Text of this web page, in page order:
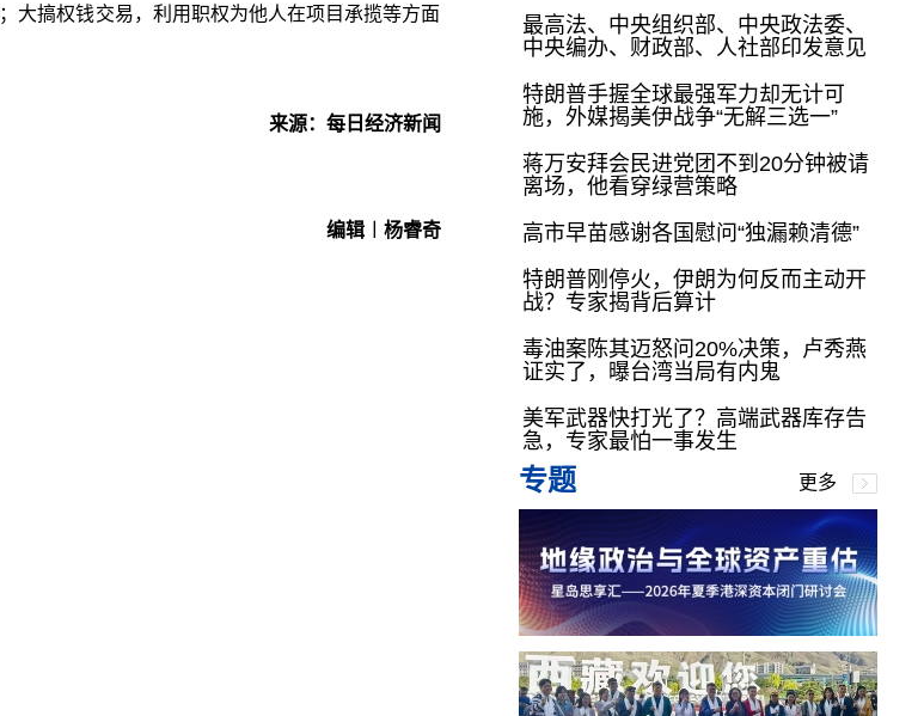
大搞权钱交易，利用职权为他人在项目承揽等方面
来源：每日经济新闻
编辑︱杨睿奇
最高法、中央组织部、中央政法委、
中央编办、财政部、人社部印发意见
特朗普手握全球最强军力却无计可
施，外媒揭美伊战争“无解三选一”
蒋万安拜会民进党团不到20分钟被请
离场，他看穿绿营策略
高市早苗感谢各国慰问“独漏赖清德”
特朗普刚停火，伊朗为何反而主动开
战？专家揭背后算计
毒油案陈其迈怒问20%决策，卢秀燕
证实了，曝台湾当局有内鬼
美军武器快打光了？高端武器库存告
急，专家最怕一事发生
专题 更多